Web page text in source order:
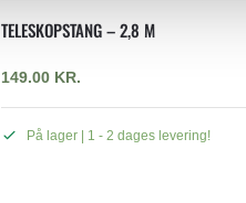
TELESKOPSTANG – 2,8 M
149.00 KR.
På lager | 1 - 2 dages levering!